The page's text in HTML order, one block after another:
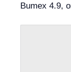
Bumex 4.9,